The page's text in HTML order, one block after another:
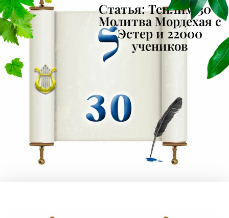
Статья: Теилим 30 –
Молитва Мордехая с
Эстер и 22000
учеников